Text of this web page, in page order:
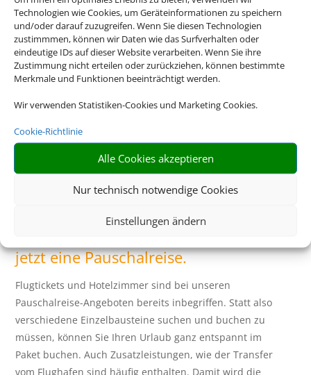
Technologien wie Cookies, um Geräteinformationen zu speichern
und/oder darauf zuzugreifen. Wenn Sie diesen Technologien
zustimmmen, können wir Daten wie das Surfverhalten oder
eindeutige IDs auf dieser Website verarbeiten. Wenn Sie ihre
Zustimmung nicht erteilen oder zurückziehen, können bestimmte
Merkmale und Funktionen beeinträchtigt werden.
Wir verwenden Statistiken-Cookies und Marketing Cookies.
Cookie-Richtlinie
Alle Cookies akzeptieren
Nur technisch notwendige Cookies
Einstellungen ändern
Eine Buchung – alles drin. Buchen Sie
jetzt eine Pauschalreise.
Flugtickets und Hotelzimmer sind bei unseren
Pauschalreise-Angeboten bereits inbegriffen. Statt also
verschiedene Einzelbausteine suchen und buchen zu
müssen, können Sie Ihren Urlaub ganz entspannt im
Paket buchen. Auch Zusatzleistungen, wie der Transfer
vom Flughafen sind häufig enthalten. Damit wird die